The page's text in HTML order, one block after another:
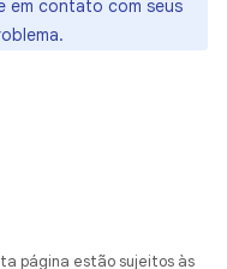
em contato com seus
página estão sujeitos às